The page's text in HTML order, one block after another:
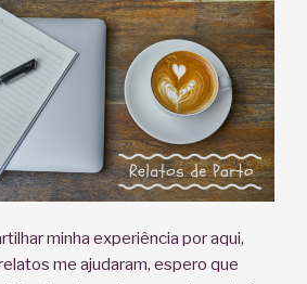
RS”
minha experiência por aqui,
me ajudaram, espero que